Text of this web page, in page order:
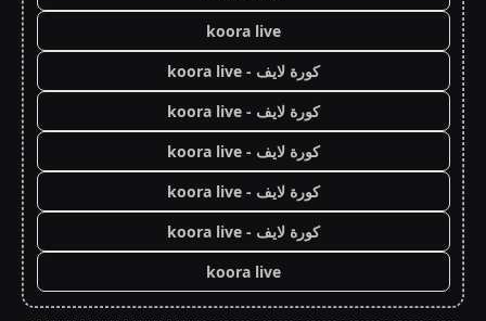
koora live
كورة لايف - koora live
كورة لايف - koora live
كورة لايف - koora live
كورة لايف - koora live
كورة لايف - koora live
koora live